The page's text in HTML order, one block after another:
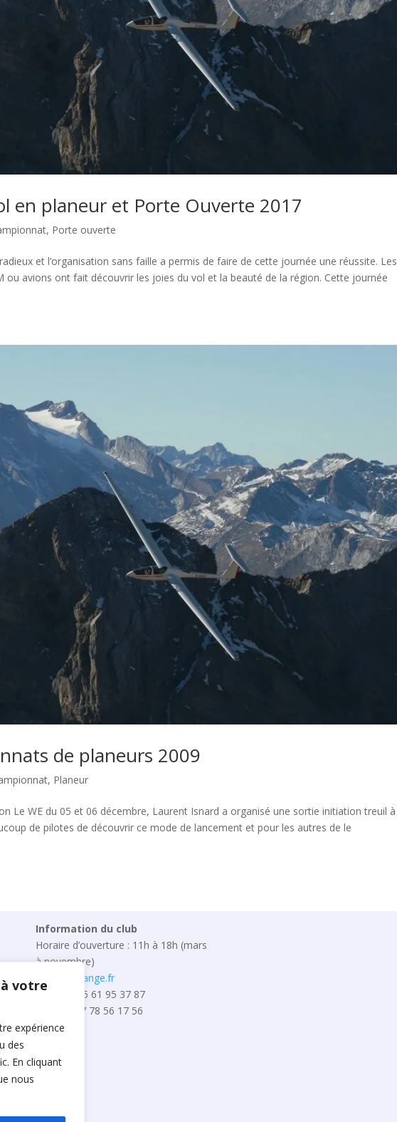
votre
expérience
des
En cliquant
nous
en planeur et Porte Ouverte 2017
, Porte ouverte
et l’organisation sans faille a permis de faire de cette journée une réussite. Les
ou avions ont fait découvrir les joies du vol et la beauté de la région. Cette journée
de planeurs 2009
, Planeur
Le WE du 05 et 06 décembre, Laurent Isnard a organisé une sortie initiation treuil à
de pilotes de découvrir ce mode de lancement et pour les autres de le
Information du club
Horaire d’ouverture : 11h à 18h (mars
à novembre)
ppc31@orange.fr
Bureau : 05 61 95 37 87
Mobile : 07 78 56 17 56